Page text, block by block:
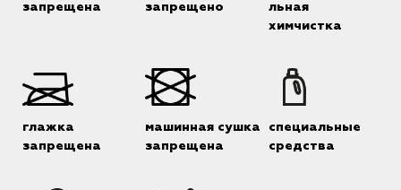
запрещена
запрещено
льная
химчистка
глажка
запрещена
машинная сушка
запрещена
специальные
средства